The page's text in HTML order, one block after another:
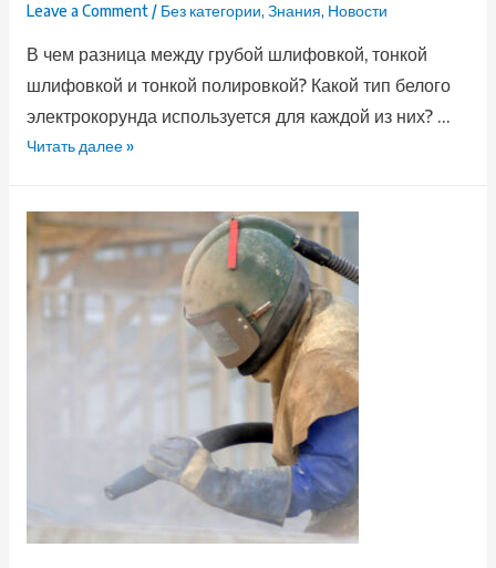
Leave a Comment/ Без категории,Знания, Новости
В чем разница между грубой шлифовкой, тонкой
шлифовкой и тонкой полировкой? Какой тип белого
электрокорунда используется для каждой из них? …
Читать далее »